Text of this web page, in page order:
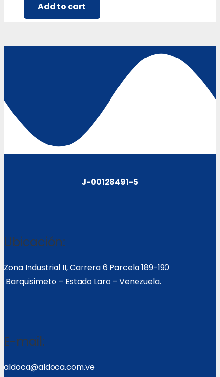
Add to cart
J-00128491-5
Ubicación:
Zona Industrial II, Carrera 6 Parcela 189-190
Barquisimeto – Estado Lara – Venezuela.
E-mail:
aldoca@aldoca.com.ve